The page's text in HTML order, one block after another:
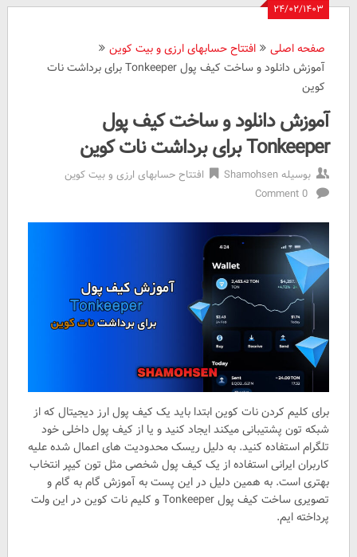
۲۴/۰۲/۱۴۰۳
صفحه اصلی
افتتاح حسابهای ارزی و بیت کوین
آموزش دانلود و ساخت کیف پول Tonkeeper برای برداشت نات
کوین
آموزش دانلود و ساخت کیف پول
Tonkeeper برای برداشت نات کوین
بوسیلهShamohsen
افتتاح حسابهای ارزی و بیت کوین
0 Comment
برای کلیم کردن نات کوین ابتدا باید یک کیف پول ارز دیجیتال که از
شبکه تون پشتیبانی میکند ایجاد کنید و یا از کیف پول داخلی خود
تلگرام استفاده کنید. به دلیل ریسک محدودیت های اعمال شده علیه
کاربران ایرانی استفاده از یک کیف پول شخصی مثل تون کیپر انتخاب
بهتری است. به همین دلیل در این پست به آموزش گام به گام و
تصویری ساخت کیف پول Tonkeeper و کلیم نات کوین در این ولت
پرداخته ایم.